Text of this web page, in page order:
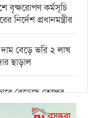
বৃক্ষরোপণ কর্মসূচি
নির্দেশ প্রধানমন্ত্রীর
বেড়ে ভরি ২ লাখ
ছাড়াল
বেড়েছে তেলের
পতনের